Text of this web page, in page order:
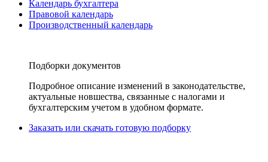
Календарь бухгалтера
Правовой календарь
Производственный календарь
Подборки документов
Подробное описание изменений в законодательстве,
актуальные новшества, связанные с налогами и
бухгалтерским учетом в удобном формате.
Заказать или скачать готовую подборку